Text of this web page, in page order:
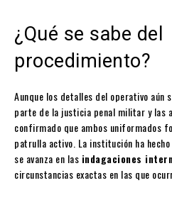
¿Qué se sabe del
procedimiento?
Aunque los detalles del operativo aún
parte de la justicia penal militar y las
confirmado que ambos uniformados
patrulla activo. La institución ha
se avanza en las indagaciones
circunstancias exactas en las que